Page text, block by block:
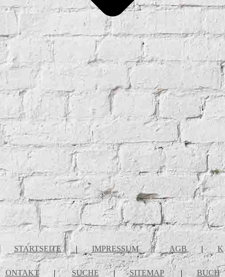
STARTSEITE | IMPRESSUM | AGB | K
ONTAKT | SUCHE | SITEMAP | BUCH